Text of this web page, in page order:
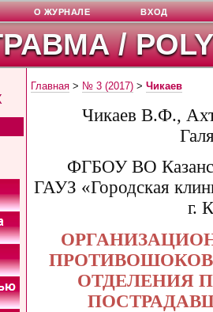
/
О ЖУРНАЛЕ ВХОД
Главная > № 3 (2017) >Чикаев
Чикаев В.Ф.,
ФГБОУ ВО
ГАУЗ «Городская
г.
ОТДЕЛЕНИЯ